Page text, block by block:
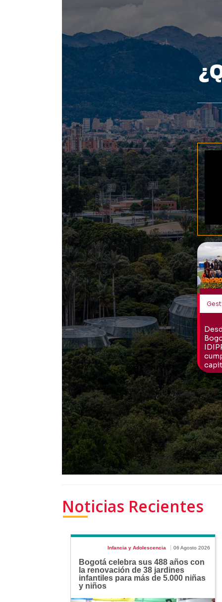
Noticias Recientes
Infancia y Adolescencia 06 Agosto 2026
Bogotá celebra sus 488 años con
la renovación de 38 jardines
infantiles para más de 5.000 niñas
y niños